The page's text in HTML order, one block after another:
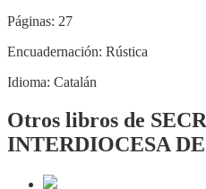
Páginas: 27
Encuadernación: Rústica
Idioma: Catalán
Otros libros de
INTERDIOCESA